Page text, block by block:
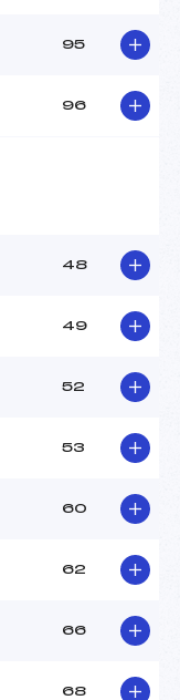
95
96
48
49
52
53
60
62
66
68